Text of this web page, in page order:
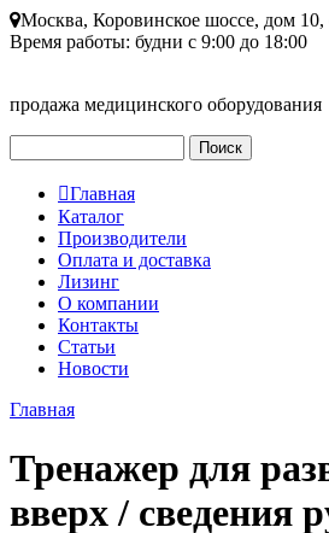
Перейти к основному содержанию
Москва, Коровинское шоссе, дом 10,
Время работы: будни с 9:00 до 18:00
продажа медицинского оборудования
Главное меню
Главная
Каталог
Производители
Оплата и доставка
Лизинг
О компании
Контакты
Статьи
Новости
Главная
Тренажер для
вверх / сведения